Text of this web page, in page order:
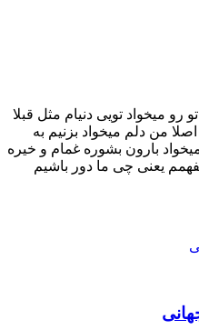
رو میخواد تویی دنیام مثل قبلا
اصلا من دلم میخواد بزنیم به
میخواد بارون بشوره غمام و خیره
یعنی چی ما دور باشیم